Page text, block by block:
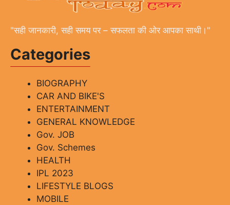
"सही जानकारी, सही समय पर – सफलता की ओर आपका साथी।"
Categories
BIOGRAPHY
CAR AND BIKE'S
ENTERTAINMENT
GENERAL KNOWLEDGE
Gov. JOB
Gov. Schemes
HEALTH
IPL 2023
LIFESTYLE BLOGS
MOBILE